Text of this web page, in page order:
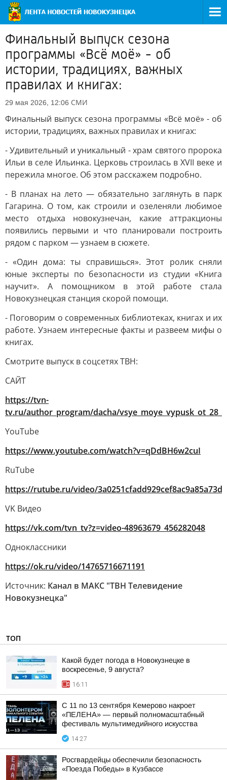
Финальный выпуск сезона
программы «Всё моё» - об
истории, традициях, важных
правилах и книгах:
29 мая 2026, 12:06 СМИ
Финальный выпуск сезона программы «Всё моё» - об
истории, традициях, важных правилах и книгах:
- Удивительный и уникальный - храм святого пророка
Ильи в селе Ильинка. Церковь строилась в XVII веке и
пережила многое. Об этом расскажем подробно.
- В планах на лето — обязательно заглянуть в парк
Гагарина. О том, как строили и озеленяли любимое
место отдыха новокузнечан, какие аттракционы
появились первыми и что планировали построить
рядом с парком — узнаем в сюжете.
- «Один дома: ты справишься». Этот ролик сняли
юные эксперты по безопасности из студии «Книга
научит». А помощником в этой работе стала
Новокузнецкая станция скорой помощи.
- Поговорим о современных библиотеках, книгах и их
работе. Узнаем интересные факты и развеем мифы о
книгах.
Смотрите выпуск в соцсетях ТВН:
САЙТ
https://tvn-
tv.ru/author_program/dacha/
YouTube
https://www.youtube.com/watch?v=qDdBH6w2cuI
RuTube
https://rutube.ru/video/
VK Видео
https://vk.com/tvn_tv?z=video-48963679_456282048
Одноклассники
https://ok.ru/video/14765716671191
Источник: Канал в МАКС "ТВН Телевидение
Новокузнецка"
ТОП
Какой будет погода в Новокузнецке в
воскресенье, 9 августа?
16:11
С 11 по 13 сентября Кемерово накроет
«ПЕЛЕНА» — первый полномасштабный
фестиваль мультимедийного искусства
14:27
Росгвардейцы обеспечили безопасность
«Поезда Победы» в Кузбассе